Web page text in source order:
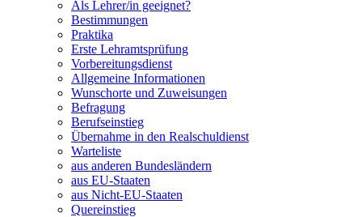
Als Lehrer/in geeignet?
Bestimmungen
Praktika
Erste Lehramtsprüfung
Vorbereitungsdienst
Allgemeine Informationen
Wunschorte und Zuweisungen
Befragung
Berufseinstieg
Übernahme in den Realschuldienst
Warteliste
aus anderen Bundesländern
aus EU-Staaten
aus Nicht-EU-Staaten
Quereinstieg